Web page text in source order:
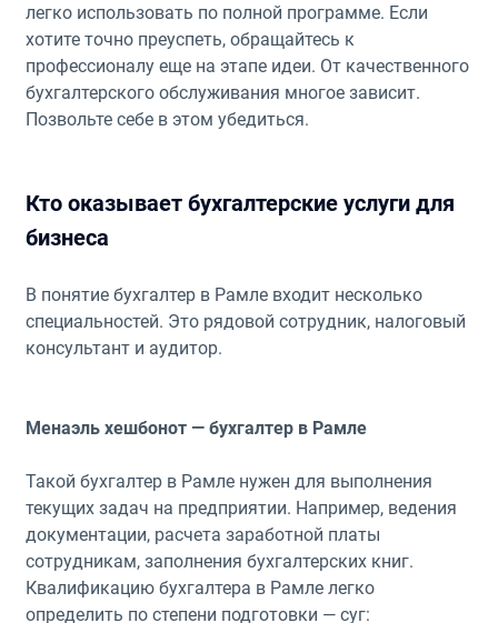
легко использовать по полной программе. Если
хотите точно преуспеть, обращайтесь к
профессионалу еще на этапе идеи. От качественного
бухгалтерского обслуживания многое зависит.
Позвольте себе в этом убедиться.
Кто оказывает бухгалтерские услуги для
бизнеса
В понятие бухгалтер в Рамле входит несколько
специальностей. Это рядовой сотрудник, налоговый
консультант и аудитор.
Менаэль хешбонот — бухгалтер в Рамле
Такой бухгалтер в Рамле нужен для выполнения
текущих задач на предприятии. Например, ведения
документации, расчета заработной платы
сотрудникам, заполнения бухгалтерских книг.
Квалификацию бухгалтера в Рамле легко
определить по степени подготовки — суг: